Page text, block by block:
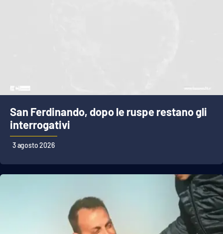
San Ferdinando, dopo le ruspe restano gli
interrogativi
3 agosto 2026